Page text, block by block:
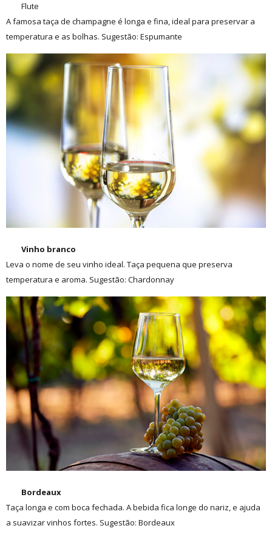
Flute
A famosa taça de champagne é longa e fina, ideal para preservar a
temperatura e as bolhas. Sugestão: Espumante
Vinho branco
Leva o nome de seu vinho ideal. Taça pequena que preserva
temperatura e aroma. Sugestão: Chardonnay
Bordeaux
Taça longa e com boca fechada. A bebida fica longe do nariz, e ajuda
a suavizar vinhos fortes. Sugestão: Bordeaux